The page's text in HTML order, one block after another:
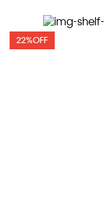
22%OFF